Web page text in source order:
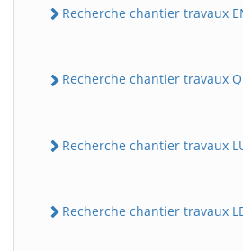
Recherche chantier travaux
Recherche chantier travaux
Recherche chantier travaux
Recherche chantier travaux